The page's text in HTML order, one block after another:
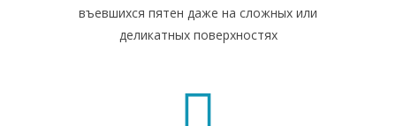
въевшихся пятен даже на сложных или
деликатных поверхностях